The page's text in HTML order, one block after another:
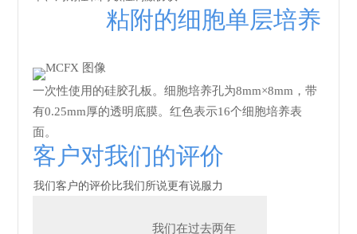
粘附的细胞单层培养
一次性使用的硅胶孔板。细胞培养孔为8mm×8mm，带
有0.25mm厚的透明底膜。红色表示16个细胞培养表
面。
客户对我们的评价
我们客户的评价比我们所说更有说服力
我们在过去两年